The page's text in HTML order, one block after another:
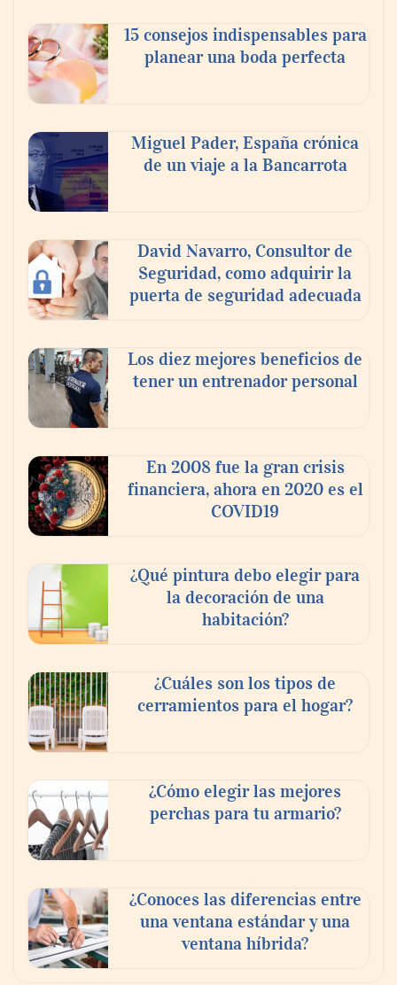
mundo elige para reunirse: 7 de cada 10 la
escogen
compromiso para el eclipse solar del 12 de
agosto
‘El ransomware se puede vencer. No
Ricardo Palacio Escobar
15 consejos indispensables para
planear una boda perfecta
Miguel Pader, España crónica
de un viaje a la Bancarrota
David Navarro, Consultor de
Seguridad, como adquirir la
puerta de seguridad adecuada
Los diez mejores beneficios de
tener un entrenador personal
En 2008 fue la gran crisis
financiera, ahora en 2020 es el
COVID19
¿Qué pintura debo elegir para
la decoración de una
habitación?
¿Cuáles son los tipos de
cerramientos para el hogar?
¿Cómo elegir las mejores
perchas para tu armario?
¿Conoces las diferencias entre
una ventana estándar y una
ventana híbrida?